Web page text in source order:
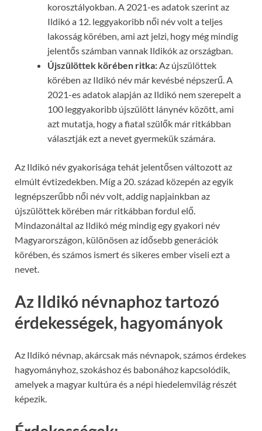
korosztályokban. A 2021-es adatok szerint az
Ildikó a 12. leggyakoribb női név volt a teljes
lakosság körében, ami azt jelzi, hogy még mindig
jelentős számban vannak Ildikók az országban.
Újszülöttek körében ritka: Az újszülöttek
körében az Ildikó név már kevésbé népszerű. A
2021-es adatok alapján az Ildikó nem szerepelt a
100 leggyakoribb újszülött lánynév között, ami
azt mutatja, hogy a fiatal szülők már ritkábban
választják ezt a nevet gyermekük számára.
Az Ildikó név gyakorisága tehát jelentősen változott az
elmúlt évtizedekben. Míg a 20. század közepén az egyik
legnépszerűbb női név volt, addig napjainkban az
újszülöttek körében már ritkábban fordul elő.
Mindazonáltal az Ildikó még mindig egy gyakori név
Magyarországon, különösen az idősebb generációk
körében, és számos ismert és sikeres ember viseli ezt a
nevet.
Az Ildikó névnaphoz tartozó
érdekességek, hagyományok
Az Ildikó névnap, akárcsak más névnapok, számos érdekes
hagyományhoz, szokáshoz és babonához kapcsolódik,
amelyek a magyar kultúra és a népi hiedelemvilág részét
képezik.